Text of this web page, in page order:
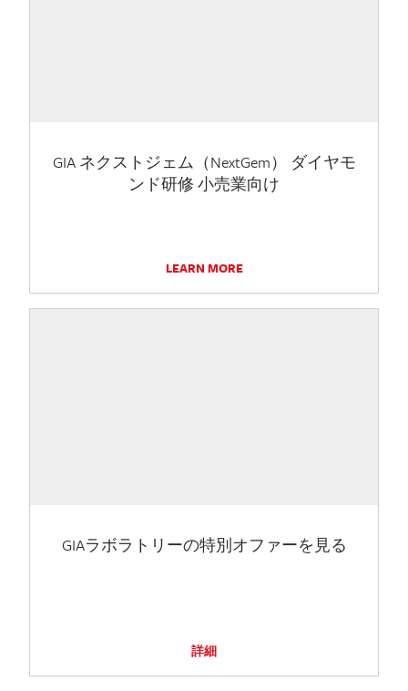
GIA ネクストジェム（NextGem） ダイヤモ
ンド研修 小売業向け
LEARN MORE
GIAラボラトリーの特別オファーを見る
詳細